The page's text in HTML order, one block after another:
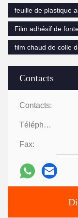
Contacts
Contacts:
Téléphone:
Fax:
feuille de plastique
Film adhésif de
film chaud de colle